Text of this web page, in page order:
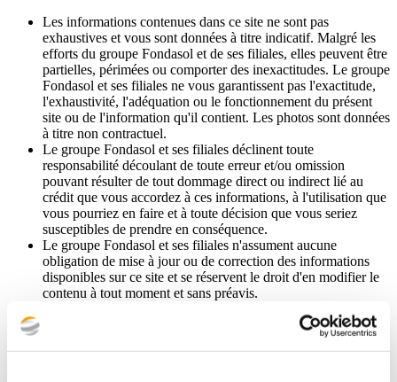
Les informations contenues dans ce site ne sont pas
exhaustives et vous sont données à titre indicatif. Malgré les
efforts du groupe Fondasol et de ses filiales, elles peuvent être
partielles, périmées ou comporter des inexactitudes. Le groupe
Fondasol et ses filiales ne vous garantissent pas l'exactitude,
l'exhaustivité, l'adéquation ou le fonctionnement du présent
site ou de l'information qu'il contient. Les photos sont données
à titre non contractuel.
Le groupe Fondasol et ses filiales déclinent toute
responsabilité découlant de toute erreur et/ou omission
pouvant résulter de tout dommage direct ou indirect lié au
crédit que vous accordez à ces informations, à l'utilisation que
vous pourriez en faire et à toute décision que vous seriez
susceptibles de prendre en conséquence.
Le groupe Fondasol et ses filiales n'assument aucune
obligation de mise à jour ou de correction des informations
disponibles sur ce site et se réservent le droit d'en modifier le
contenu à tout moment et sans préavis.
Fondasol tels que précédemment décrits, vous acceptez les
conditions d'utilisation précitées et vous vous engagez à les
respecter.